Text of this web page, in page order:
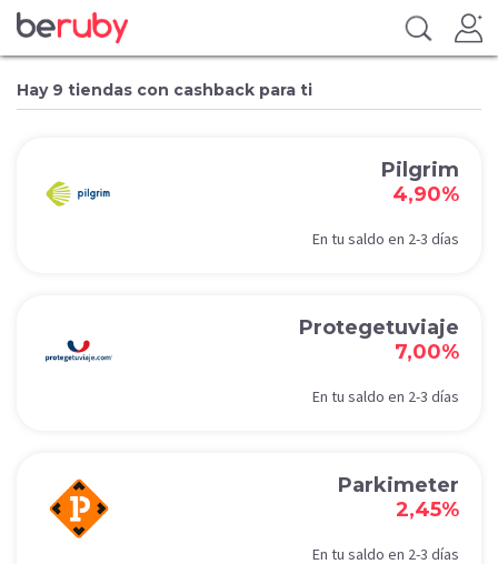
Hay 9 tiendas con cashback para ti
Pilgrim
4,90%
En tu saldo en 2-3 días
Protegetuviaje
7,00%
En tu saldo en 2-3 días
Parkimeter
2,45%
En tu saldo en 2-3 días